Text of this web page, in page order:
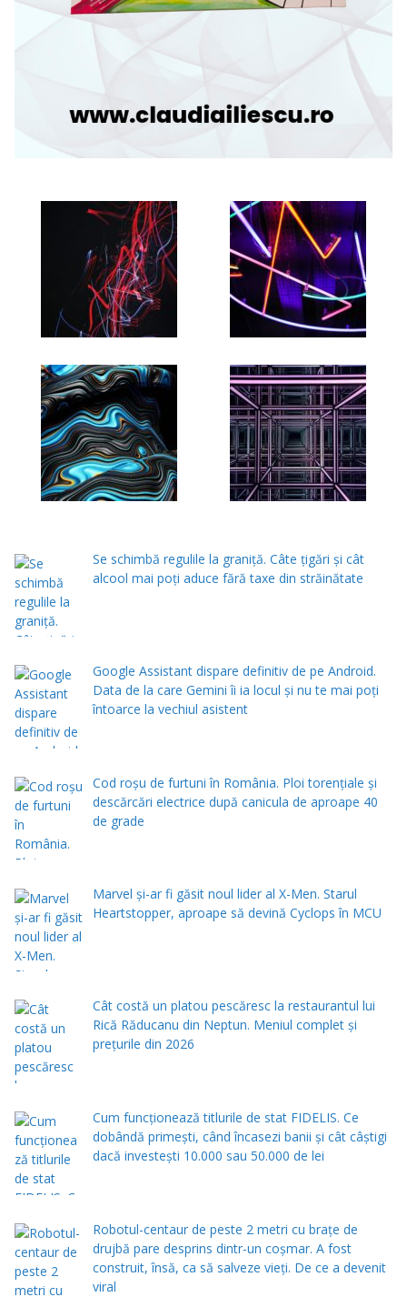
Se schimbă regulile la graniță. Câte țigări și cât
alcool mai poți aduce fără taxe din străinătate
Google Assistant dispare definitiv de pe Android.
Data de la care Gemini îi ia locul și nu te mai poți
întoarce la vechiul asistent
Cod roșu de furtuni în România. Ploi torențiale și
descărcări electrice după canicula de aproape 40
de grade
Marvel și-ar fi găsit noul lider al X-Men. Starul
Heartstopper, aproape să devină Cyclops în MCU
Cât costă un platou pescăresc la restaurantul lui
Rică Răducanu din Neptun. Meniul complet şi
preţurile din 2026
Cum funcționează titlurile de stat FIDELIS. Ce
dobândă primești, când încasezi banii şi cât câștigi
dacă investești 10.000 sau 50.000 de lei
Robotul-centaur de peste 2 metri cu brațe de
drujbă pare desprins dintr-un coșmar. A fost
construit, însă, ca să salveze vieți. De ce a devenit
viral